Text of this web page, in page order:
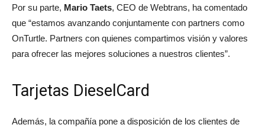
Por su parte, Mario Taets, CEO de Webtrans, ha comentado
que “estamos avanzando conjuntamente con partners como
OnTurtle. Partners con quienes compartimos visión y valores
para ofrecer las mejores soluciones a nuestros clientes”.
Tarjetas DieselCard
Además, la compañía pone a disposición de los clientes de